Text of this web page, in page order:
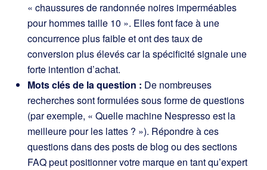
« chaussures de randonnée noires imperméables
pour hommes taille 10 ». Elles font face à une
concurrence plus faible et ont des taux de
conversion plus élevés car la spécificité signale une
forte intention d’achat.
Mots clés de la question : De nombreuses
recherches sont formulées sous forme de questions
(par exemple, « Quelle machine Nespresso est la
meilleure pour les lattes ? »). Répondre à ces
questions dans des posts de blog ou des sections
FAQ peut positionner votre marque en tant qu’expert